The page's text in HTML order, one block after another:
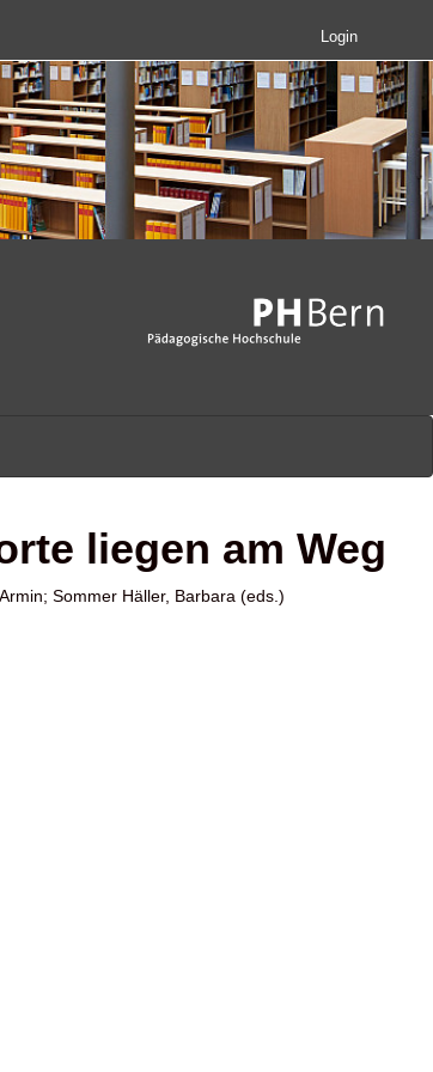
Login
liegen am Weg
; Sommer Häller, Barbara (eds.)